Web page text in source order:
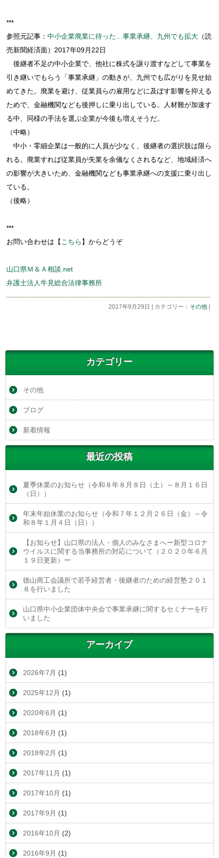
***
参照元記事：中小企業廃業に待った…事業承継、九州でも拡大 （読
売新聞経済面）2017年09月22日
後継者不足の中小企業で、他社に株式を譲り渡すなどして事業を
引き継いでもらう「事業承継」の動きが、九州でも広がりを見せ始
めてきた。廃業を避け、従業員らの雇用などに及ぼす影響を抑える
ためで、金融機関なども後押しに乗り出している。人材難が加速す
る中、同様の手法を選ぶ企業が今後も増えそうだ。
（中略）
中小・零細企業は一般的に人員が少なく、後継者の選択肢は限ら
れる。廃業すれば従業員が失業を余儀なくされるなど、地域経済へ
の影響が大きいため、金融機関なども事業承継への支援に乗り出し
ている。
（後略）
***
お問い合わせは【 こちら 】からどうぞ
山口県Ｍ＆Ａ相談.net
弁護士法人牛見総合法律事務所
2017年9月29日 | カテゴリー： その他
カテゴリー
その他
ブログ
新着情報
最近の投稿
夏季休業のお知らせ（令和８年８月８日（土）～８月１６日
（日））
年末年始休業のお知らせ（令和７年１２月２６日（金）～令
和８年１月４日（日））
【お知らせ】山口県の法人・個人のみなさまへー新型コロナ
ウイルスに関する当事務所の対応について（２０２０年６月
１９日更新）ー
徳山商工会議所で若手経営者・後継者のための経営塾２０１
８を行いました
山口県中小企業団体中央会で事業承継に関するセミナーを行
いました
アーカイブ
2026年7月 (1)
2025年12月 (1)
2020年6月 (1)
2018年6月 (1)
2018年2月 (1)
2017年11月 (1)
2017年10月 (1)
2017年9月 (1)
2016年10月 (2)
2016年9月 (1)